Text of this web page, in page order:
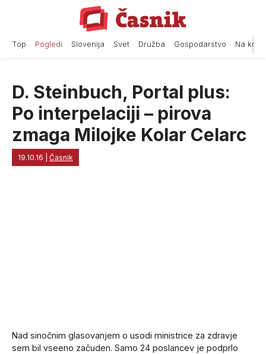
Top Pogledi Slovenija Svet Družba Gospodarstvo Na
D. Steinbuch, Portal plus:
Po interpelaciji – pirova
zmaga Milojke Kolar Celarc
19.10.16 Časnik
Nad sinočnim glasovanjem o usodi ministrice za zdravje
sem bil vseeno začuden. Samo 24 poslancev je podprlo